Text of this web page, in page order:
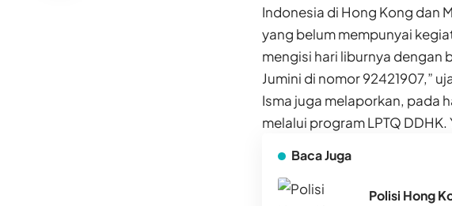
Indonesia di Hong Kong dan
yang belum mempunyai
mengisi hari liburnya dengan
Jumini di nomor 92421907,”
Isma juga melaporkan, pada
melalui program LPTQ
Baca Juga
Polisi Hong